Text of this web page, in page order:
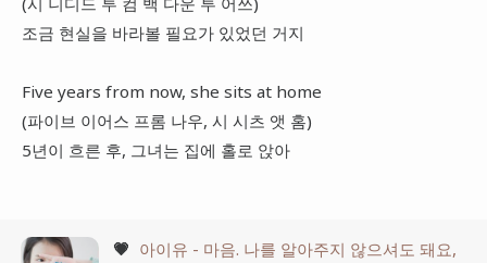
조금 현실을 바라볼 필요가 있었던 거지
Five years from now, she sits at home
(파이브 이어스 프롬 나우, 시 시츠 앳 홈)
5년이 흐른 후, 그녀는 집에 홀로 앉아
💗 아이유 - 마음. 나를 알아주지 않으셔도 돼요,